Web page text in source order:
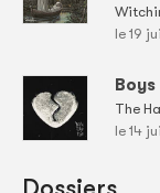
le 19
The
le 14